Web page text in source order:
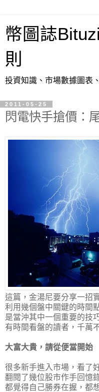
幣圖誌
則
投資知識、市場數據圖表
2011-05-25
閃電快手搶價：
這篇，金湯尼要分享一招
利用幾個盤中關鍵的時間
是當沖其中一個重要的技
有時間看盤的讀者，千萬
大富大貴，請從便當開始
很多新手進入市場，看了
翻閱了幾位股市作手回憶
都覺得自己勝券在握，都